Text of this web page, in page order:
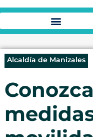
Alcaldía de Manizales